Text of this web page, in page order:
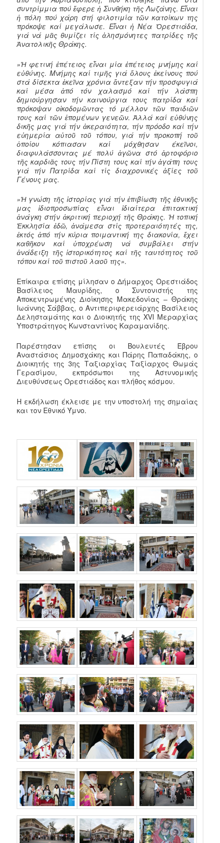
συντρίμμια πού ἔφερε ἡ Συνθήκη τῆς Λωζάνης. Εἶναι
ἡ πόλη πού χάρη στή φιλοτιμία τῶν κατοίκων της
πρόκοψε καί μεγάλωσε. Εἶναι ἡ Νέα Ὀρεστιάδα,
γιά νά μᾶς θυμίζει τίς ἀλησμόνητες πατρίδες τῆς
Ἀνατολικῆς Θράκης.
»Ἡ φετινή ἐπέτειος εἶναι μία ἐπέτειος μνήμης καί
εὐθύνης. Μνήμης καί τιμῆς γιά ὅλους ἐκείνους πού
στά δίσεκτα ἐκεῖνα χρόνια ἄντεξαν τήν προσφυγιά
καί μέσα ἀπό τόν χαλασμό καί τήν λάσπη
δημιούργησαν τήν καινούργια τους πατρίδα καί
πρόκοψαν οἰκοδομῶντας τό μέλλον τῶν παιδιῶν
τους καί τῶν ἑπομένων γενεῶν. Ἀλλά καί εὐθύνης
δικῆς μας γιά τήν ἀκεραιότητα, τήν πρόοδο καί τήν
εὐημερία αὐτοῦ τοῦ τόπου, γιά τήν προκοπή τοῦ
ὁποίου κόπιασαν καί μόχθησαν έκεῖνοι,
διαφυλάσσοντας μέ πολύ ἀγῶνα στό ἀρτοφόριο
τῆς καρδιᾶς τους τήν Πίστη τους καί τήν ἀγάπη τους
γιά τήν Πατρίδα καί τίς διαχρονικές ἀξίες τοῦ
Γένους μας.
»Ἡ γνώση τῆς ἱστορίας γιά τήν ἐπιβίωση τῆς ἐθνικῆς
μας ἰδιοπροσωπίας εἶναι ἰδιαίτερα ἐπιτακτική
ἀνάγκη στήν ἀκριτική περιοχή τῆς Θράκης. Ἡ τοπική
Ἐκκλησία ἐδῶ, ἀνάμεσα στίς προτεραιότητές της,
ἐκτός ἀπό τήν κύρια ποιμαντική της διακονία, ἔχει
καθῆκον καί ὑποχρέωση νά συμβάλει στήν
ἀνάδειξη τῆς ἱστορικότητος καί τῆς ταυτότητος τοῦ
τόπου καί τοῦ πιστοῦ λαοῦ της».
Επίκαιρα επίσης μίλησαν ο Δήμαρχος Ορεστιάδος
Βασίλειος Μαυρίδης, ο Συντονιστής της
Αποκεντρωμένης Διοίκησης Μακεδονίας – Θράκης
Ιωάννης Σάββας, ο Αντιπεριφερειάρχης Βασίλειος
Δελησταμάτης και ο Διοικητής της XVI Μεραρχίας
Υποστράτηγος Κωνσταντίνος Καραμανίδης.
Παρέστησαν επίσης οι Βουλευτές Έβρου
Αναστάσιος Δημοσχάκης και Πάρης Παπαδάκης, ο
Διοικητής της 3ης Ταξιαρχίας Ταξίαρχος Θωμάς
Γερασίμου, εκπρόσωποι της Αστυνομικής
Διευθύνσεως Ορεστιάδος και πλήθος κόσμου.
Η εκδήλωση έκλεισε με την υποστολή της σημαίας
και τον Εθνικό Ύμνο.